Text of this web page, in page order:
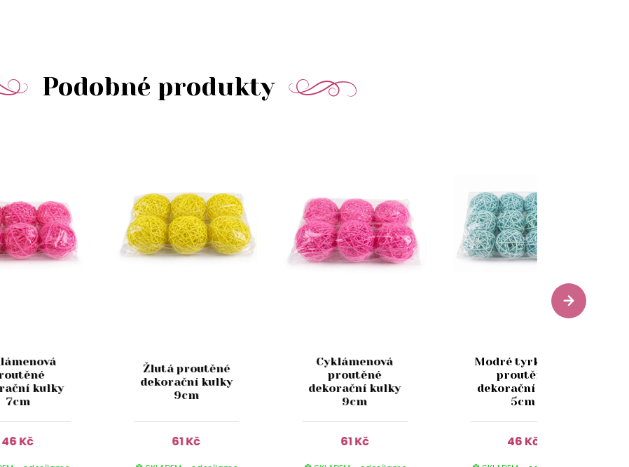
Podobné produkty
kulky
7cm
46 Kč
Žlutá proutěné
dekorační kulky
9cm
61 Kč
Cyklámenová
proutěné
dekorační kulky
9cm
61 Kč
Modré tyrkysové
proutěné
dekorační kulky
5cm
46 Kč